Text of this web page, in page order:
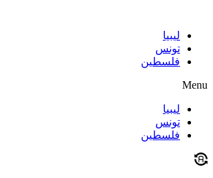
contentليبيا
تونس
فلسطين
Menu
ليبيا
تونس
فلسطين